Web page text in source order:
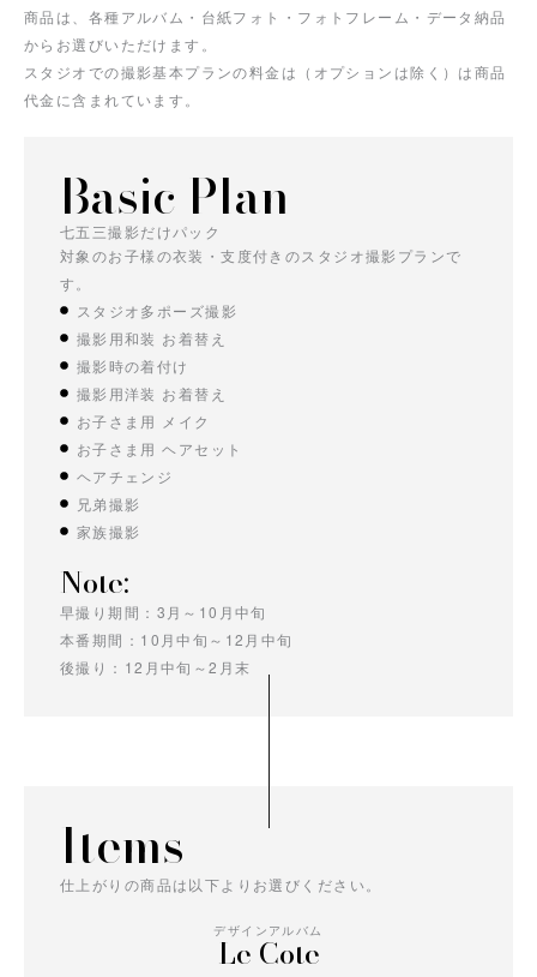
商品は、各種アルバム・台紙フォト・フォトフレーム・データ納品
からお選びいただけます。
スタジオでの撮影基本プランの料金は（オプションは除く）は商品
代金に含まれています。
Basic Plan
七五三撮影だけパック
対象のお子様の衣装・支度付きのスタジオ撮影プランで
す。
スタジオ多ポーズ撮影
撮影用和装 お着替え
撮影時の着付け
撮影用洋装 お着替え
お子さま用 メイク
お子さま用 ヘアセット
ヘアチェンジ
兄弟撮影
家族撮影
Note:
早撮り期間：3月～10月中旬
本番期間：10月中旬～12月中旬
後撮り：12月中旬～2月末
Items
仕上がりの商品は以下よりお選びください。
デザインアルバム
Le Cote